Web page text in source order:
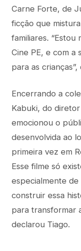
Carne Forte, de
ficção que
familiares.
Cine PE, e com a
para as
Encerrando a
Kabuki, do
emocionou o
desenvolvida ao
primeira vez em
Esse filme só
especialmente de
construir essa
para transformar
declarou Tiago.